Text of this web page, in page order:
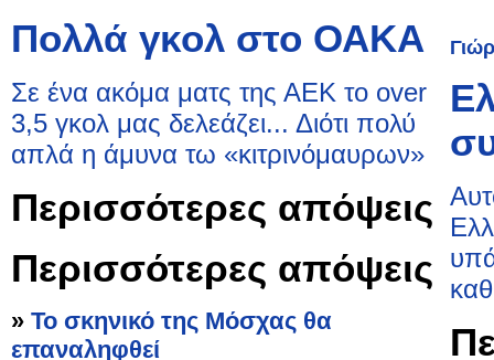
Πολλά γκολ στο ΟΑΚΑ
Σε ένα ακόμα ματς της ΑΕΚ το over
3,5 γκολ μας δελεάζει... Διότι πολύ
απλά η άμυνα τω «κιτρινόμαυρων»
Περισσότερες απόψεις
Περισσότερες απόψεις
» Το σκηνικό της Μόσχας θα
επαναληφθεί